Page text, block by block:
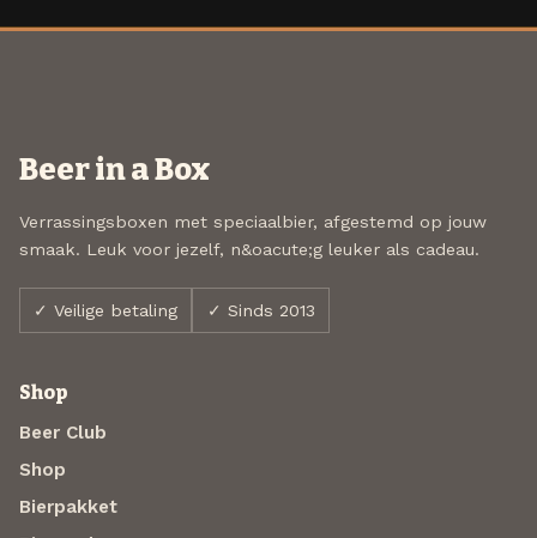
Beer in a Box
Verrassingsboxen met speciaalbier, afgestemd op jouw
smaak. Leuk voor jezelf, n&oacute;g leuker als cadeau.
✓ Veilige betaling ✓ Sinds 2013
Shop
Beer Club
Shop
Bierpakket